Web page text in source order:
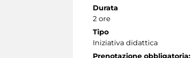
Durata
2 ore
Tipo
Iniziativa didattica
Prenotazione obbligatoria: